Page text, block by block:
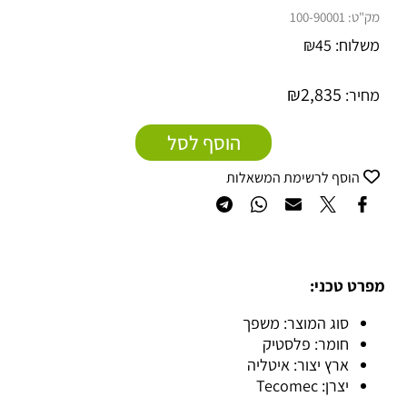
מק"ט: 100-90001
משלוח: ₪45
מחיר: ₪2,835
הוסף לסל
הוסף לרשימת המשאלות
מפרט טכני:
סוג המוצר: משפך
חומר: פלסטיק
ארץ יצור: איטליה
יצרן: Tecomec